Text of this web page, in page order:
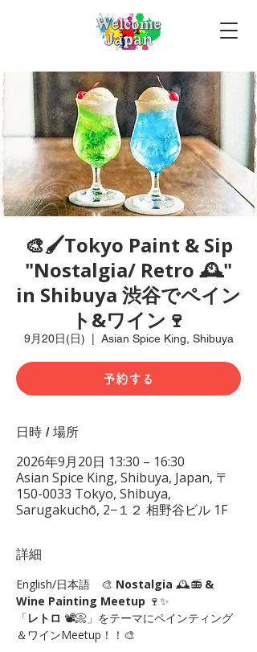
🎨🖌Tokyo Paint & Sip
"Nostalgia/ Retro 🕰️"
in Shibuya 渋谷でペイン
ト&ワイン🍷
9月20日(日) Asian Spice King, Shibuya
予約する
日時 / 場所
2026年9月20日 13:30 – 16:30
Asian Spice King, Shibuya, Japan, 〒
150-0033 Tokyo, Shibuya,
Sarugakuchō, 2−１２ 相野谷ビル 1F
詳細
English/日本語　🎨 Nostalgia 🕰️📻 &
Wine Painting Meetup 🍷✨
「レトロ 📽📀」をテーマにペインティング
＆ワインMeetup！！🎨